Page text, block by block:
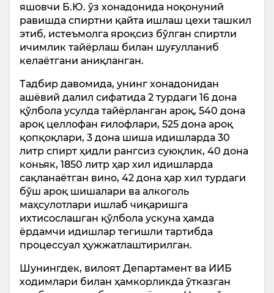
яшовчи Б.Ю. ўз хонадонида ноқонуний
равишда спиртни қайта ишлаш цехи ташкил
этиб, истеъмолга яроқсиз бўлган спиртли
ичимлик тайёрлаш билан шуғулланиб
келаётгани аниқланган.
Тадбир давомида, унинг хонадонидан
ашёвий далил сифатида 2 турдаги 16 дона
қўлбола усулда тайёрланган ароқ, 540 дона
ароқ целлофан ғилофлари, 525 дона ароқ
қопқоқлари, 3 дона шиша идишларда 30
литр спирт ҳидли рангсиз суюқлик, 40 дона
коньяк, 1850 литр ҳар хил идишларда
сақланаётган вино, 42 дона ҳар хил турдаги
бўш ароқ шишалари ва алкоголь
маҳсулотлари ишлаб чиқаришга
ихтисослашган қўлбола ускуна ҳамда
ёрдамчи идишлар тегишли тартибда
процессуал ҳужжатлаштирилган.
Шунингдек, вилоят Департамент ва ИИБ
ходимлари билан ҳамкорликда ўтказган